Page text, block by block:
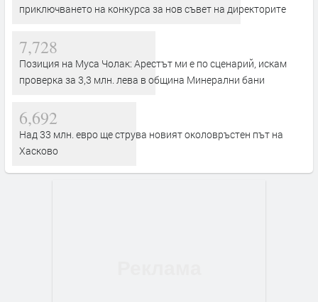
приключването на конкурса за нов съвет на директорите
7,728
Позиция на Муса Чолак: Арестът ми е по сценарий, искам
проверка за 3,3 млн. лева в община Минерални бани
6,692
Над 33 млн. евро ще струва новият околовръстен път на
Хасково